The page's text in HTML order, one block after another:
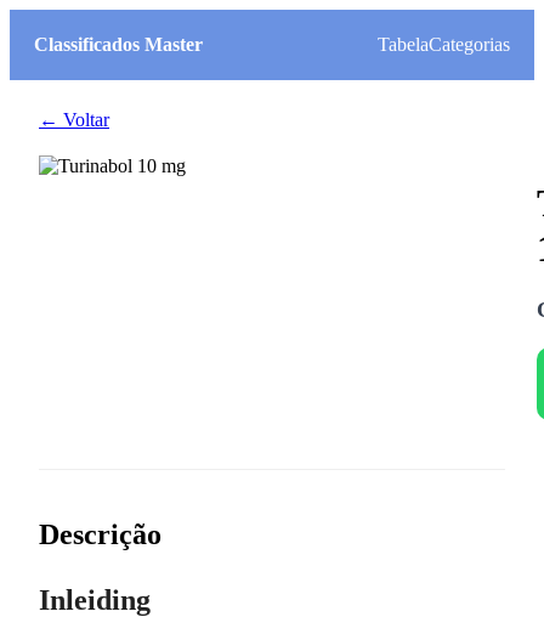
Classificados Master TabelaCategorias
← Voltar
Descrição
Inleiding